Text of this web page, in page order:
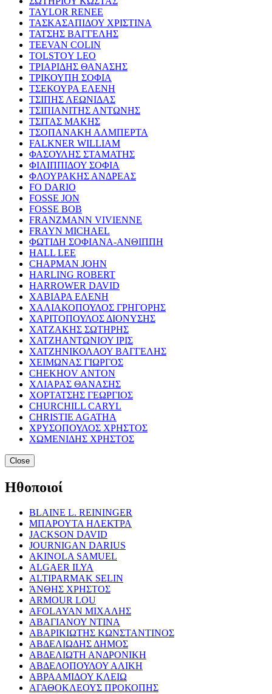
TAYLOR RENEE
ΤΑΣΚΑΣΑΠΙΔΟΥ ΧΡΙΣΤΙΝΑ
ΤΑΤΣΗΣ ΒΑΓΓΕΛΗΣ
TEEVAN COLIN
TOLSTOY LEO
ΤΡΙΑΡΙΔΗΣ ΘΑΝΑΣΗΣ
ΤΡΙΚΟΥΠΗ ΣΟΦΙΑ
ΤΣΕΚΟΥΡΑ ΕΛΕΝΗ
ΤΣΙΠΗΣ ΛΕΩΝΙΔΑΣ
ΤΣΙΠΙΑΝΙΤΗΣ ΑΝΤΩΝΗΣ
ΤΣΙΤΑΣ ΜΑΚΗΣ
ΤΣΟΠΑΝΑΚΗ ΑΛΜΠΕΡΤΑ
FALKNER WILLIAM
ΦΑΣΟΥΛΗΣ ΣΤΑΜΑΤΗΣ
ΦΙΛΙΠΠΙΔΟΥ ΣΟΦΙΑ
ΦΛΟΥΡΑΚΗΣ ΑΝΔΡΕΑΣ
FO DARIO
FOSSE JON
FOSSE BOB
FRANZMANN VIVIENNE
FRAYN MICHAEL
ΦΩΤΙΔΗ ΣΟΦΙΑΝΑ-ΑΝΘΙΠΠΗ
HALL LEE
CHAPMAN JOHN
HARLING ROBERT
HARROWER DAVID
ΧΑΒΙΑΡΑ ΕΛΕΝΗ
ΧΑΛΙΑΚΟΠΟΥΛΟΣ ΓΡΗΓΟΡΗΣ
ΧΑΡΙΤΟΠΟΥΛΟΣ ΔΙΟΝΥΣΗΣ
ΧΑΤΖΑΚΗΣ ΣΩΤΗΡΗΣ
ΧΑΤΖΗΑΝΤΩΝΙΟΥ ΙΡΙΣ
ΧΑΤΖΗΝΙΚΟΛΑΟΥ ΒΑΓΓΕΛΗΣ
ΧΕΙΜΩΝΑΣ ΓΙΩΡΓΟΣ
CHEKHOV ANTON
ΧΛΙΑΡΑΣ ΘΑΝΑΣΗΣ
ΧΟΡΤΑΤΣΗΣ ΓΕΩΡΓΙΟΣ
CHURCHILL CARYL
CHRISTIE AGATHA
ΧΡΥΣΟΠΟΥΛΟΣ ΧΡΗΣΤΟΣ
ΧΩΜΕΝΙΔΗΣ ΧΡΗΣΤΟΣ
Close
Ηθοποιοί
BLAINE L. REININGER
ΜΠΑΡΟΥΤΑ ΗΛΕΚΤΡΑ
JACKSON DAVID
JOURNIGAN DARIUS
AKINOLA SAMUEL
ALGAER ILYA
ALTIPARMAK SELIN
ΆΝΘΗΣ ΧΡΗΣΤΟΣ
ARMOUR LOU
AFOLAYAN ΜΙΧΑΛΗΣ
ΑΒΑΓΙΑΝΟΥ ΝΤΙΝΑ
ΑΒΑΡΙΚΙΩΤΗΣ ΚΩΝΣΤΑΝΤΙΝΟΣ
ΑΒΔΕΛΙΩΔΗΣ ΔΗΜΟΣ
ΑΒΔΕΛΙΩΤΗ ΑΝΔΡΟΝΙΚΗ
ΑΒΔΕΛΟΠΟΥΛΟΥ ΑΛΙΚΗ
ΑΒΡΑΑΜΙΔΟΥ ΚΛΕΙΩ
ΑΓΑΘΟΚΛΕΟΥΣ ΠΡΟΚΟΠΗΣ